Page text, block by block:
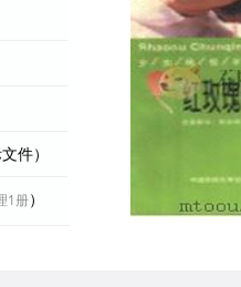
件）
1册）